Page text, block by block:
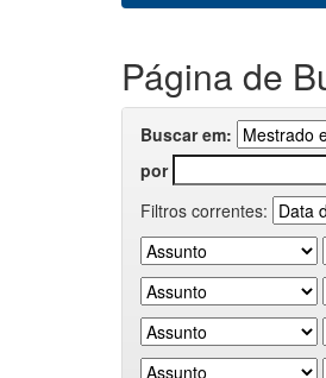
Página de
Buscar em:
por
Filtros correntes: